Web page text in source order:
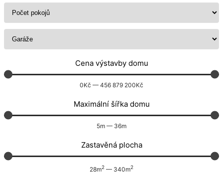
Cena výstavby domu
0Kč — 456 879 200Kč
Maximální šířka domu
5m — 36m
Zastavěná plocha
28m2 — 340m2